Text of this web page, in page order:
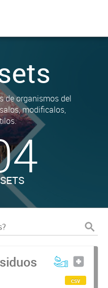
de organismos del
modificalos,
csv